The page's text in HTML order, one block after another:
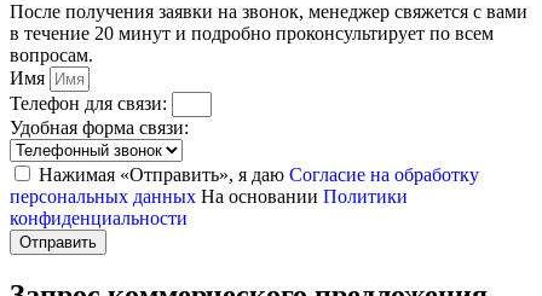
После получения заявки на звонок, менеджер свяжется с вами
в течение 20 минут и подробно проконсультирует по всем
вопросам.
Имя
Телефон для связи:
Удобная форма связи:
Нажимая «Отправить», я даю Согласие на обработку
персональных данных На основании Политики
конфиденциальности
Отправить